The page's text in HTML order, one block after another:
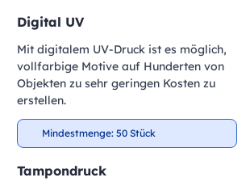
Digital UV
Mit digitalem UV-Druck ist es möglich,
vollfarbige Motive auf Hunderten von
Objekten zu sehr geringen Kosten zu
erstellen.
Mindestmenge: 50 Stück
Tampondruck